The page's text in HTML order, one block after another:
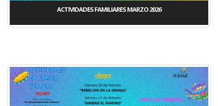
ACTIVIDADES FAMILIARES MARZO 2026